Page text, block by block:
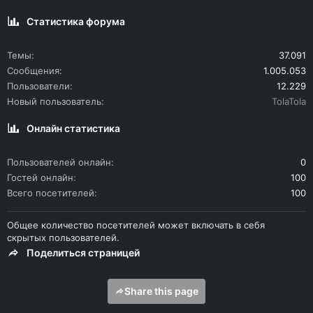
Статистика форума
Темы
37.091
Сообщения
1.005.053
Пользователи
12.229
Новый пользователь
TolaTola
Онлайн статистика
Пользователей онлайн
0
Гостей онлайн
100
Всего посетителей
100
Общее количество посетителей может включать в себя
скрытых пользователей.
Поделиться страницей
Share this page